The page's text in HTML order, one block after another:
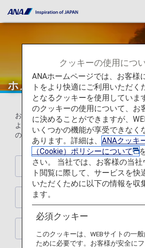
ホノルル線のサービス
お客様にハワイ到着前からリゾート気分
よう、「楽しさ」あふれるサービスをご
のホノルル線で楽しい旅の思い出を！
機内食・ドリンク
機内販売
クッキーの使用につ
ANAホームページでは、お客様
トをより快適にご利用いただく
となるクッキーを使用していま
のクッキーの使用について、お
に決めることができますが、
いくつかの機能が享受できなく
あります。詳細は、 ANAクッキ
（Cookie）ポリシーについて
さい。 当社では、お客様の当社
ト閲覧に際して、サービスを快
いただくために以下の情報を収
ます。
必須クッキー
このクッキーは、WEBサイトの一
ために必要です。お客様が安全に